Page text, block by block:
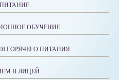
ПИТАНИЕ
ОБУЧЕНИЕ
ГОРЯЧЕГО ПИТАНИЯ
В ЛИЦЕЙ